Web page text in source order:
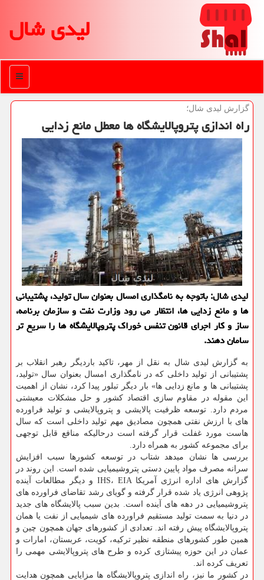
لیدی شال
منو
گزارش لیدی شال؛
راه اندازی پتروپالایشگاه ها معطل مانع زدایی
لیدی شال: باتوجه به نامگذاری امسال بعنوان سال تولید، پشتیبانی
ها و مانع زدایی ها، انتظار می رود وزارت نفت و سازمان برنامه،
ساز و کار اجرای قانون تنفس خوراک پتروپالایشگاه ها را سریع تر
سامان دهند.
به گزارش لیدی شال به نقل از مهر، تاکید باردیگر رهبر انقلاب بر
پشتیبانی از تولید داخلی که در نامگذاری امسال بعنوان سال «تولید،
پشتیبانی ها و مانع زدایی ها» بار دیگر تبلور پیدا کرد، نشان از اهمیت
این مقوله در مقاوم سازی اقتصاد کشور و حل مشکلات معیشتی
مردم دارد. توسعه ظرفیت پالایشی و پتروپالایشی و تولید فراورده
های با ارزش نفتی همچون مصادیق مهم تولید داخلی است که سال
هاست مورد غفلت قرار گرفته است درحالیکه منافع قابل توجهی
برای مجموعه کشور به همراه دارد.
بررسی ها نشان میدهد شتاب در توسعه کشورها سبب افزایش
سرانه مصرف مواد پایین دستی پتروشیمیایی شده است. این روند در
گزارش های اداره انرژی آمریکا IHS، EIA و دیگر مطالعات آینده
پژوهی انرژی یاد شده قرار گرفته و گویای رشد تقاضای فراورده های
پتروشیمیایی در دهه های آینده است. بدین سبب پالایشگاه های جدید
در دنیا به سمت تولید مستقیم فراورده های شیمیایی از نفت یا همان
پتروپالایشگاه پیش رفته اند. تعدادی از کشورهای جهان همچون چین و
همین طور کشورهای منطقه نظیر ترکیه، کویت، عربستان، امارات و
عمان در این حوزه پیشتازی کرده و طرح های پتروپالایشی مهمی را
تعریف کرده اند.
در کشور ما نیز، راه اندازی پتروپالایشگاه ها مزایایی همچون هدایت